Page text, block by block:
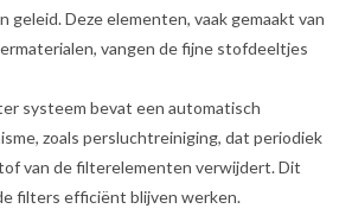
geleid. Deze elementen, vaak gemaakt van
vangen de fijne stofdeeltjes
systeem bevat een automatisch
zoals persluchtreiniging, dat periodiek
van de filterelementen verwijdert. Dit
filters efficiënt blijven werken.